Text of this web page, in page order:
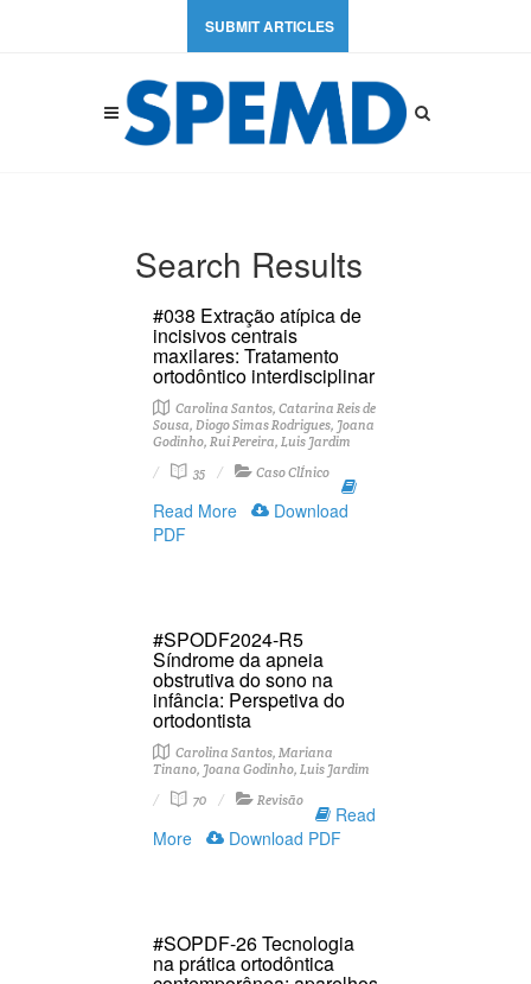
SUBMIT ARTICLES
Search Results
#038 Extração atípica de
incisivos centrais
maxilares: Tratamento
ortodôntico interdisciplinar
Carolina Santos, Catarina Reis de
Sousa, Diogo Simas Rodrigues, Joana
Godinho, Rui Pereira, Luis Jardim
35
Caso ClÍnico
Read More
Download
PDF
#SPODF2024-R5
Síndrome da apneia
obstrutiva do sono na
infância: Perspetiva do
ortodontista
Carolina Santos, Mariana
Tinano, Joana Godinho, Luis Jardim
70
Revisão
Read
More
Download PDF
#SOPDF-26 Tecnologia
na prática ortodôntica